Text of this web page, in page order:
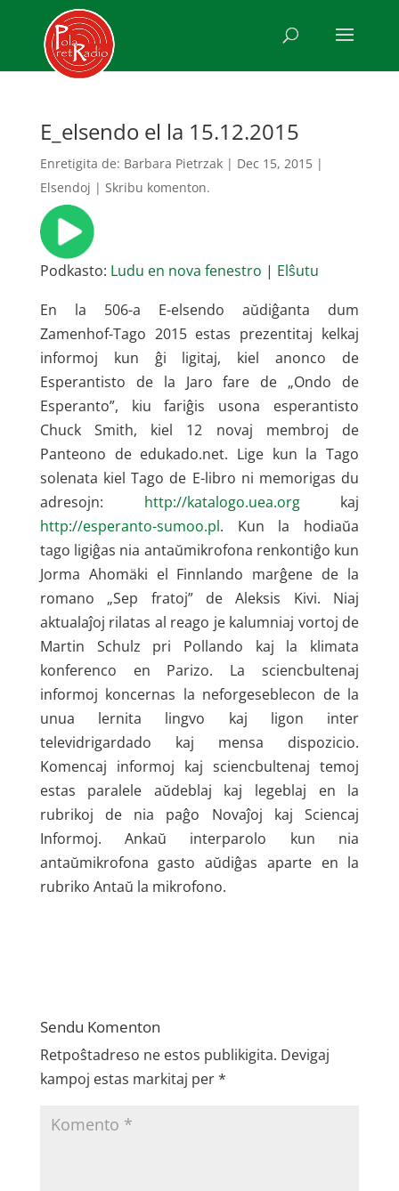
E_elsendo el la 15.12.2015
Enretigita de: Barbara Pietrzak| Dec 15, 2015|
Elsendoj | Skribu komenton.
Podkasto: Ludu en nova fenestro | Elŝutu
En la 506-a E-elsendo aŭdiĝanta dum
Zamenhof-Tago 2015 estas prezentitaj kelkaj
informoj kun ĝi ligitaj, kiel anonco de
Esperantisto de la Jaro fare de „Ondo de
Esperanto”, kiu fariĝis usona esperantisto
Chuck Smith, kiel 12 novaj membroj de
Panteono de edukado.net. Lige kun la Tago
solenata kiel Tago de E-libro ni memorigas du
adresojn: http://katalogo.uea.orgkaj
http://esperanto-sumoo.pl. Kun la hodiaŭa
tago ligiĝas nia antaŭmikrofona renkontiĝo kun
Jorma Ahomäki el Finnlando marĝene de la
romano „Sep fratoj” de Aleksis Kivi. Niaj
aktualaĵoj rilatas al reago je kalumniaj vortoj de
Martin Schulz pri Pollando kaj la klimata
konferenco en Parizo. La sciencbultenaj
informoj koncernas la neforgeseblecon de la
unua lernita lingvo kaj ligon inter
televidrigardado kaj mensa dispozicio.
Komencaj informoj kaj sciencbultenaj temoj
estas paralele aŭdeblaj kaj legeblaj en la
rubrikoj de nia paĝo Novaĵoj kaj Sciencaj
Informoj. Ankaŭ interparolo kun nia
antaŭmikrofona gasto aŭdiĝas aparte en la
rubriko Antaŭ la mikrofono.
Sendu Komenton
Retpoŝtadreso ne estos publikigita. Devigaj
kampoj estas markitaj per*